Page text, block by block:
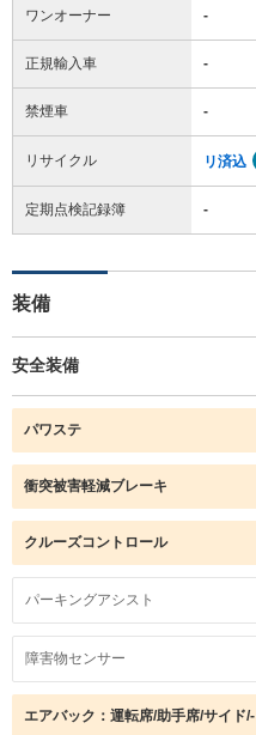
ワンオーナー -
正規輸入車 -
禁煙車 -
リサイクル リ済込
定期点検記録簿 -
装備
安全装備
パワステ
衝突被害軽減ブレーキ
クルーズコントロール
パーキングアシスト
障害物センサー
エアバック：運転席/助手席/サイド/-